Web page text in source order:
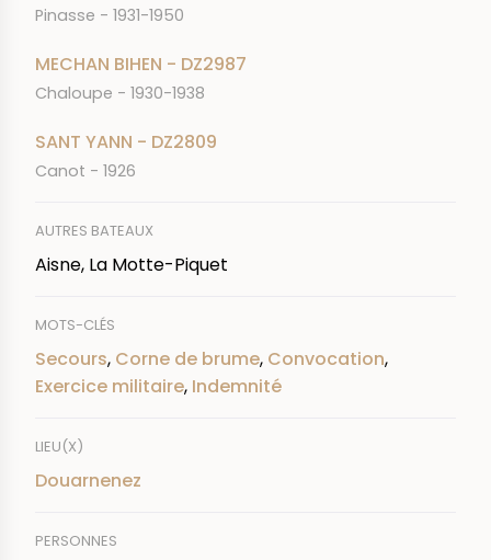
Pinasse - 1931-1950
MECHAN BIHEN - DZ2987
Chaloupe - 1930-1938
SANT YANN - DZ2809
Canot - 1926
AUTRES BATEAUX
Aisne, La Motte-Piquet
MOTS-CLÉS
Secours, Corne de brume, Convocation,
Exercice militaire, Indemnité
LIEU(X)
Douarnenez
PERSONNES